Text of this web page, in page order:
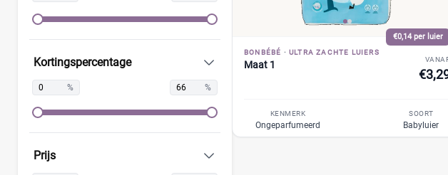
(24)
Europrofit (2)
GhaZoo (4)
(12)
Kortingspercentage
% %
Prijs
€0,14 per luier
BONBÉBÉ ·ULTRA ZACHTE LUIERS
Maat 1
KENMERK
Ongeparfumeerd
SOORT
Babyluier